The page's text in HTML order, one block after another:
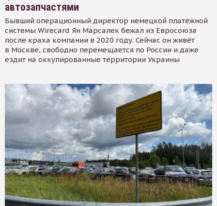
автозапчастями
Бывший операционный директор немецкой платёжной
системы Wirecard Ян Марсалек бежал из Евросоюза
после краха компании в 2020 году. Сейчас он живёт
в Москве, свободно перемещается по России и даже
ездит на оккупированные территории Украины